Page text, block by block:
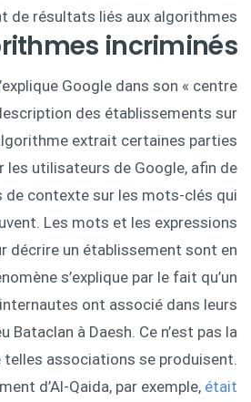
de résultats liés aux algorithmes.
incriminés
Google dans son « centre
des établissements sur
extrait certaines parties
les utilisateurs de Google, afin de
de contexte sur les mots-clés qui
Les mots et les expressions
décrire un établissement sont en
s’explique par le fait qu’un
ont associé dans leurs
Bataclan à Daesh. Ce n’est pas la
telles associations se produisent.
d’Al-Qaida, par exemple, était